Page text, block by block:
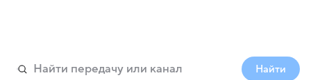
Найти